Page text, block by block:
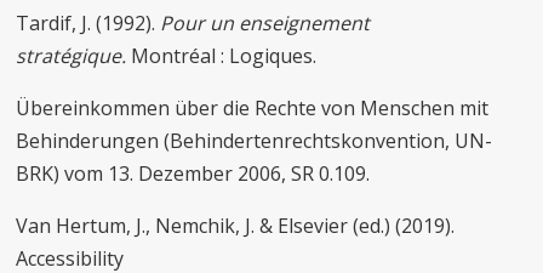
Tardif, J. (1992). Pour un enseignement
stratégique. Montréal : Logiques.
Übereinkommen über die Rechte von Menschen mit
Behinderungen (Behindertenrechtskonvention, UN-
BRK) vom 13. Dezember 2006, SR 0.109.
Van Hertum, J., Nemchik, J. & Elsevier (ed.) (2019).
Accessibility